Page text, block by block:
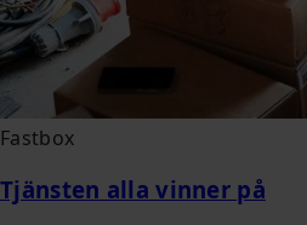
Fastbox
Tjänsten alla vinner på